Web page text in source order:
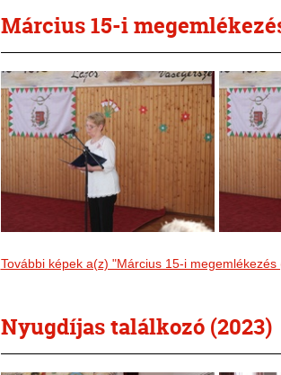
Március 15-i
További képek a(z) "Március 15-i
Nyugdíjas találkozó (2023)